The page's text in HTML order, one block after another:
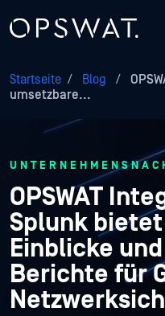
Startseite / Blog /
umsetzbare...
OPSWAT
Splunk
Einblicke
Berichte für